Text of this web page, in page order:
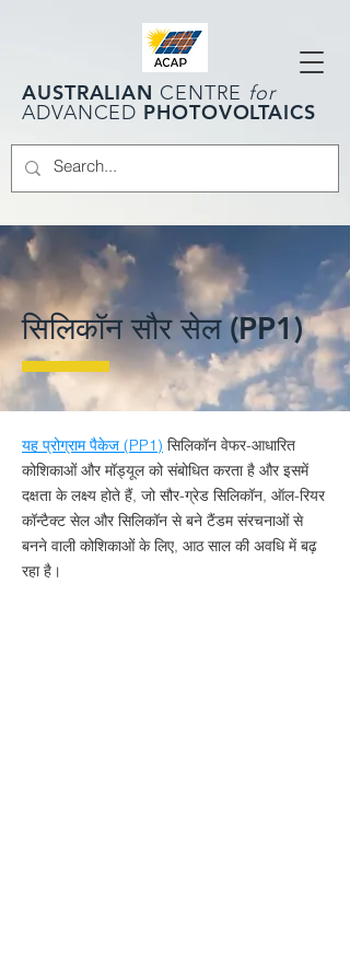
AUSTRALIAN CENTRE for
ADVANCED PHOTOVOLTAICS
सिलिकॉन सौर सेल (PP1)
यह प्रोग्राम पैकेज (PP1) सिलिकॉन वेफर-आधारित
कोशिकाओं और मॉड्यूल को संबोधित करता है और इसमें
दक्षता के लक्ष्य होते हैं, जो सौर-ग्रेड सिलिकॉन, ऑल-रियर
कॉन्टैक्ट सेल और सिलिकॉन से बने टैंडम संरचनाओं से
बनने वाली कोशिकाओं के लिए, आठ साल की अवधि में बढ़
रहा है।